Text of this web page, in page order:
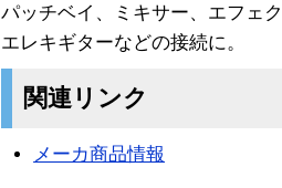
パッチベイ、ミキサー、エフェ
エレキギターなどの接続に。
関連リンク
メーカ商品情報